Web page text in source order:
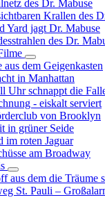
Dr.-
Mabuse-
Filme
des Dr. Mabuse
Krallen des
Yard jagt Dr. Mabuse
des Dr.
Unternavigation
von
Jerry-
Cotton-
Filme
aus dem Geigenkasten
in Manhattan
Uhr schnappt die
- eiskalt serviert
von Brooklyn
in grüner Seide
im roten Jaguar
am Broadway
Unternavigation
von
Weitere
aus dem die Träume
St. Pauli –